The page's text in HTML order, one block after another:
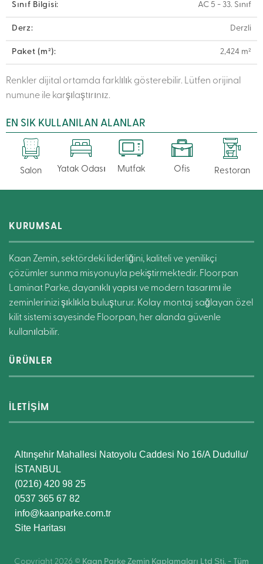
Sınıf Bilgisi: AC 5 - 33. Sınıf
Derz: Derzli
Paket (m²): 2,424 m²
Renkler dijital ortamda farklılık gösterebilir. Lütfen orijinal
numune ile karşılaştırınız.
EN SIK KULLANILAN ALANLAR
Salon Yatak Odası Mutfak Ofis Restoran
KURUMSAL
Kaan Zemin, sektördeki liderliğini, kaliteli ve yenilikçi
çözümler sunma misyonuyla pekiştirmektedir. Floorpan
Laminat Parke, dayanıklı yapısı ve modern tasarımı ile
zeminlerinizi şıklıkla buluşturur. Kolay montaj sağlayan özel
kilit sistemi sayesinde Floorpan, her alanda güvenle
kullanılabilir.
ÜRÜNLER
İLETİŞİM
Altınşehir Mahallesi Natoyolu Caddesi No 16/A Dudullu/
İSTANBUL
(0216) 420 98 25
0537 365 67 82
info@kaanparke.com.tr
Site Haritası
Copyright 2026 © Kaan Parke Zemin Kaplamaları Ltd Şti. - Tüm